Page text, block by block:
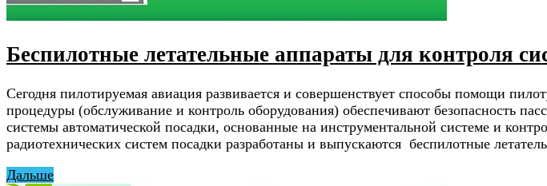
Беспилотные летательные аппараты для контроля
Сегодня пилотируемая авиация развивается и совершенствует способы помощи
процедуры (обслуживание и контроль оборудования) обеспечивают безопасность
системы автоматической посадки, основанные на инструментальной системе и
радиотехнических систем посадки разработаны и выпускаются беспилотные
Дальше